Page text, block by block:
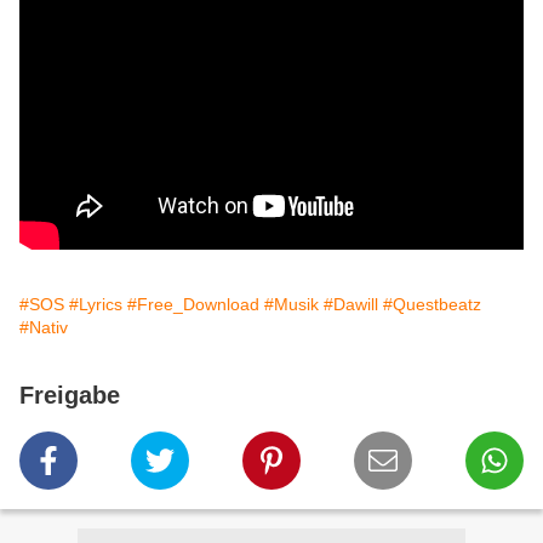
#SOS #Lyrics #Free_Download #Musik #Dawill #Questbeatz
#Nativ
Freigabe